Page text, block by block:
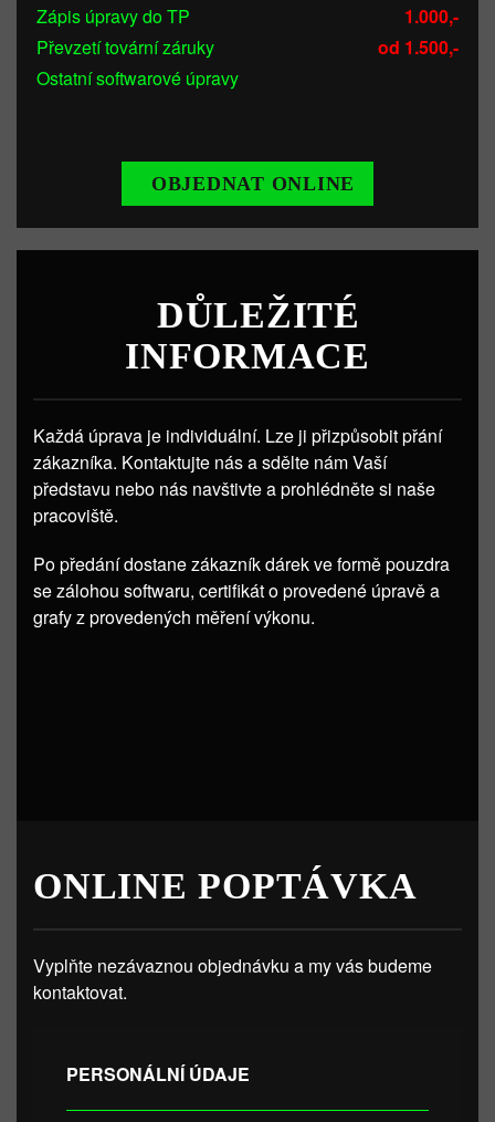
Zápis úpravy do TP
1.000,-
Převzetí tovární záruky
od 1.500,-
Ostatní softwarové úpravy
OBJEDNAT ONLINE
DŮLEŽITÉ
INFORMACE
Každá úprava je individuální. Lze ji přizpůsobit přání
zákazníka. Kontaktujte nás a sdělte nám Vaší
představu nebo nás navštivte a prohlédněte si naše
pracoviště.
Po předání dostane zákazník dárek ve formě pouzdra
se zálohou softwaru, certifikát o provedené úpravě a
grafy z provedených měření výkonu.
ONLINE POPTÁVKA
Vyplňte nezávaznou objednávku a my vás budeme
kontaktovat.
PERSONÁLNÍ ÚDAJE